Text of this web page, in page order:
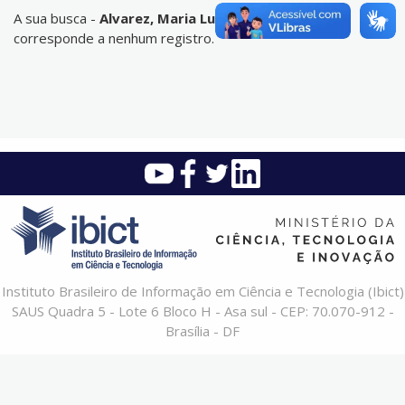
A sua busca - Alvarez, Maria Luiza Ortiz- não
corresponde a nenhum registro.
Instituto Brasileiro de Informação em Ciência e Tecnologia (Ibict)
SAUS Quadra 5 - Lote 6 Bloco H - Asa sul - CEP: 70.070-912 -
Brasília - DF